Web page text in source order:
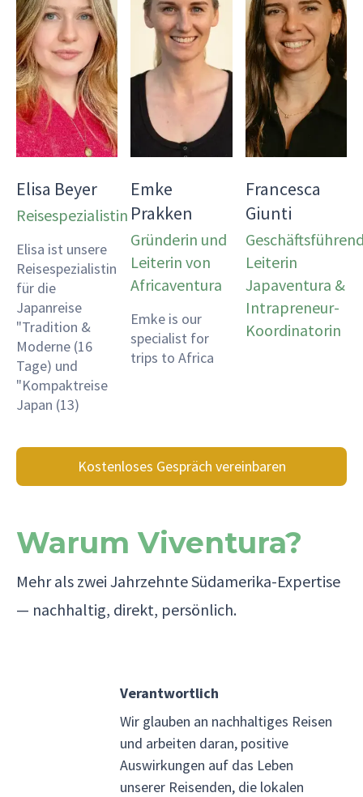
Elisa Beyer
Reisespezialistin
Elisa ist unsere
Reisespezialistin
für die
Japanreise
"Tradition &
Moderne (16
Tage) und
"Kompaktreise
Japan (13)
Emke
Prakken
Gründerin und
Leiterin von
Africaventura
Emke is our
specialist for
trips to Africa
Francesca
Giunti
Leiterin
Japaventura &
Intrapreneur-
Koordinatorin
Kostenloses Gespräch vereinbaren
Warum Viventura?
Mehr als zwei Jahrzehnte Südamerika-Expertise
— nachhaltig, direkt, persönlich.
Verantwortlich
Wir glauben an nachhaltiges Reisen
und arbeiten daran, positive
Auswirkungen auf das Leben
unserer Reisenden, die lokalen